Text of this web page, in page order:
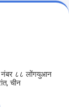
नंबर ८८ लोंगयुआन
चीन